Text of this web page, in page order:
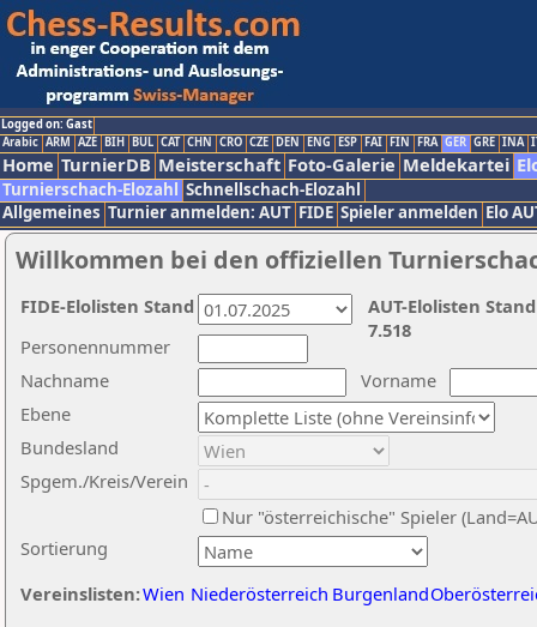
Logged on: Gast
Arabic ARM AZE BIH BUL CAT CHN CRO CZE DEN ENG ESP FAI FIN FRA GER GRE INA
Home TurnierDB Meisterschaft Foto-Galerie Meldekartei
Turnierschach-Elozahl Schnellschach-Elozahl
Allgemeines Turnier anmelden: AUT FIDE Spieler anmelden Elo
Willkommen bei den offiziellen
Nachname
Vorname
Ebene
Sortierung
Personennummer
Bundesland
Spgem./Kreis/Verein
Nur "österreichische" Spieler
Vereinslisten:Wien Niederösterreich Burgenland
AUT-Elolisten
7.518
FIDE-Elolisten Stand